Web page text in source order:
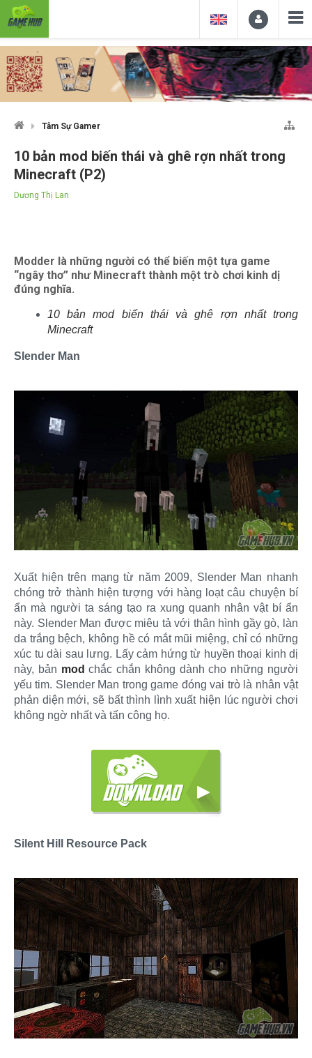
Tâm Sự Gamer
10 bản mod biến thái và ghê rợn nhất trong
Minecraft (P2)
Dương Thị Lan
Modder là những người có thể biến một tựa game
“ngây thơ” như Minecraft thành một trò chơi kinh dị
đúng nghĩa.
10 bản mod biến thái và ghê rợn nhất trong
Minecraft
Slender Man
Xuất hiện trên mạng từ năm 2009, Slender Man nhanh
chóng trở thành hiện tượng với hàng loạt câu chuyện bí
ẩn mà người ta sáng tạo ra xung quanh nhân vật bí ẩn
này. Slender Man được miêu tả với thân hình gầy gò, làn
da trắng bệch, không hề có mắt mũi miệng, chỉ có những
xúc tu dài sau lưng. Lấy cảm hứng từ huyền thoại kinh dị
này, bản mod chắc chắn không dành cho những người
yếu tim. Slender Man trong game đóng vai trò là nhân vật
phản diện mới, sẽ bất thình lình xuất hiện lúc người chơi
không ngờ nhất và tấn công họ.
Silent Hill Resource Pack